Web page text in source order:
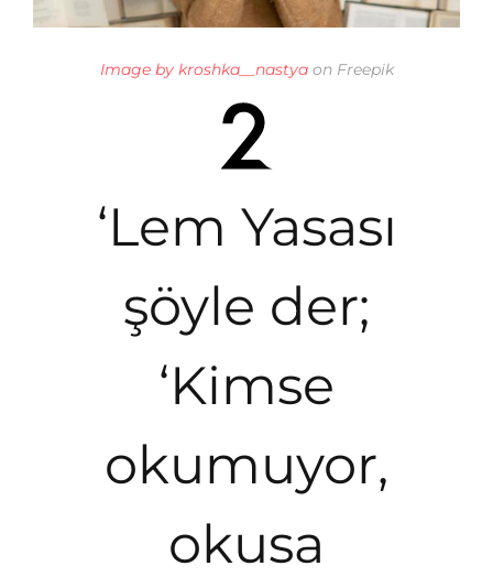
Image by kroshka__nastyaon Freepik
‘Lem Yasası
şöyle der;
‘Kimse
okumuyor,
okusa